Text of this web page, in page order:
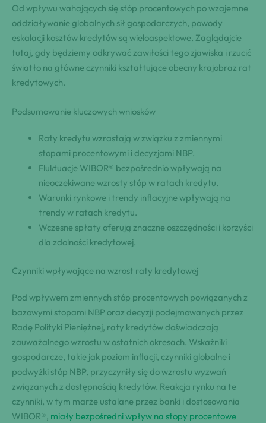
Od wpływu wahających się stóp procentowych po wzajemne
oddziaływanie globalnych sił gospodarczych, powody
eskalacji kosztów kredytów są wieloaspektowe. Zaglądajcie
tutaj, gdy będziemy odkrywać zawiłości tego zjawiska i rzucić
światło na główne czynniki kształtujące obecny krajobraz rat
kredytowych.
Podsumowanie kluczowych wniosków
Raty kredytu wzrastają w związku z zmiennymi
stopami procentowymi i decyzjami NBP.
Fluktuacje WIBOR® bezpośrednio wpływają na
nieoczekiwane wzrosty stóp w ratach kredytu.
Warunki rynkowe i trendy inflacyjne wpływają na
trendy w ratach kredytu.
Wczesne spłaty oferują znaczne oszczędności i korzyści
dla zdolności kredytowej.
Czynniki wpływające na wzrost raty kredytowej
Pod wpływem zmiennych stóp procentowych powiązanych z
bazowymi stopami NBP oraz decyzji podejmowanych przez
Radę Polityki Pieniężnej, raty kredytów doświadczają
zauważalnego wzrostu w ostatnich okresach. Wskaźniki
gospodarcze, takie jak poziom inflacji, czynniki globalne i
podwyżki stóp NBP, przyczyniły się do wzrostu wyzwań
związanych z dostępnością kredytów. Reakcja rynku na te
czynniki, w tym marże ustalane przez banki i dostosowania
WIBOR®, miały bezpośredni wpływ na stopy procentowe